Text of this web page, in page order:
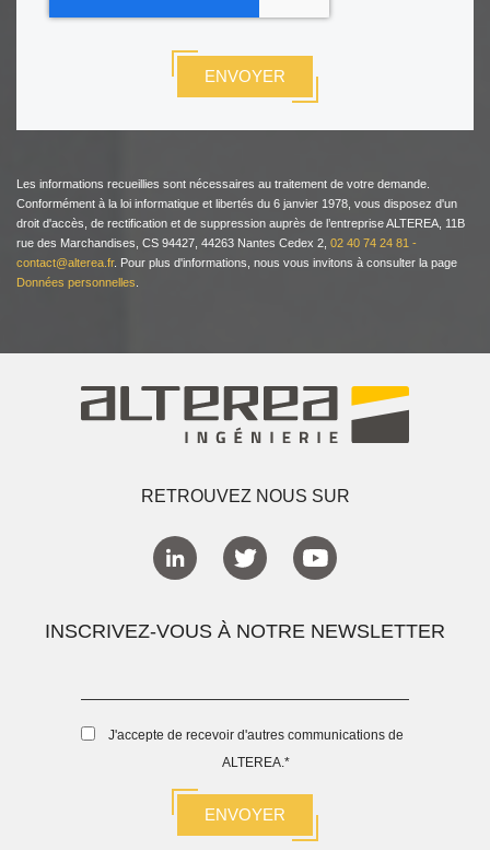
Les informations recueillies sont nécessaires au traitement de votre demande.
Conformément à la loi informatique et libertés du 6 janvier 1978, vous disposez d'un
droit d'accès, de rectification et de suppression auprès de l’entreprise ALTEREA, 11B
rue des Marchandises, CS 94427, 44263 Nantes Cedex 2, 02 40 74 24 81 -
contact@alterea.fr. Pour plus d'informations, nous vous invitons à consulter la page
Données personnelles
RETROUVEZ NOUS SUR
INSCRIVEZ-VOUS À NOTRE NEWSLETTER
J'accepte de recevoir d'autres communications de
ALTEREA.*